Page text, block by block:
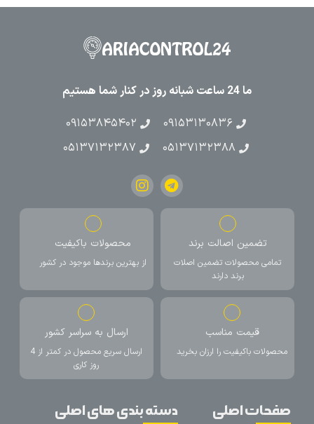
ما 24 ساعت شبانه روز در کنار شما هستیم
۰۹۱۵۳۱۳۰۸۳۶
۰۹۱۵۳۸۴۵۴۰۲
۰۵۱۳۷۱۳۲۳۸۸
۰۵۱۳۷۱۳۲۳۸۷
تضمین اصالت برند
تمامی محصولات تضمین اصلات
برند دارند
محصولات باکیفیت
از بهترین برندها موجود در کشور
قیمت مناسب
محصولات باکیفیت را ارزان بخرید
ارسال به سراسر کشور
ارسال سریع محصول در کمتر از 4
روز کاری
صفحات اصلی دسته بندی های اصلی